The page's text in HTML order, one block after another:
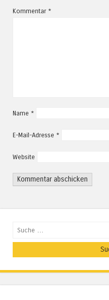
Kommentar *
Name *
E-Mail-Adresse *
Website
Suchen